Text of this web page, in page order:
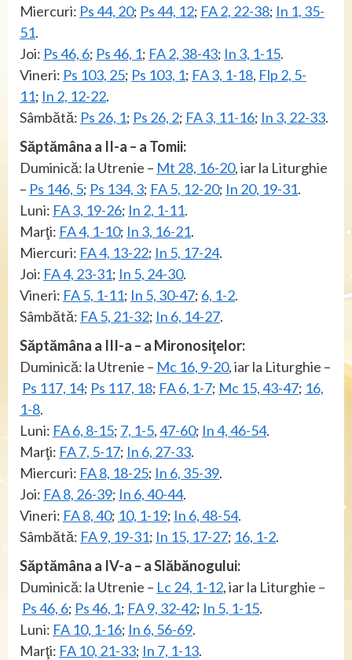
Miercuri: Ps 44, 20; Ps 44, 12; FA 2, 22-38; In 1, 35-
51.
Joi: Ps 46, 6; Ps 46, 1; FA 2, 38-43; In 3, 1-15.
Vineri: Ps 103, 25; Ps 103, 1; FA 3, 1-18, Flp 2, 5-
11; In 2, 12-22.
Sâmbătă: Ps 26, 1; Ps 26, 2; FA 3, 11-16; In 3, 22-33.
Săptămâna a II-a – a Tomii:
Duminică: la Utrenie – Mt 28, 16-20, iar la Liturghie
– Ps 146, 5; Ps 134, 3; FA 5, 12-20; In 20, 19-31.
Luni: FA 3, 19-26; In 2, 1-11.
Marţi: FA 4, 1-10; In 3, 16-21.
Miercuri: FA 4, 13-22; In 5, 17-24.
Joi: FA 4, 23-31; In 5, 24-30.
Vineri: FA 5, 1-11; In 5, 30-47; 6, 1-2.
Sâmbătă: FA 5, 21-32; In 6, 14-27.
Săptămâna a III-a – a Mironosiţelor:
Duminică: la Utrenie – Mc 16, 9-20, iar la Liturghie –
Ps 117, 14; Ps 117, 18; FA 6, 1-7; Mc 15, 43-47; 16,
1-8.
Luni: FA 6, 8-15; 7, 1-5,47-60; In 4, 46-54.
Marţi: FA 7, 5-17; In 6, 27-33.
Miercuri: FA 8, 18-25; In 6, 35-39.
Joi: FA 8, 26-39; In 6, 40-44.
Vineri: FA 8, 40; 10, 1-19; In 6, 48-54.
Sâmbătă: FA 9, 19-31; In 15, 17-27; 16, 1-2.
Săptămâna a IV-a – a Slăbănogului:
Duminică: la Utrenie – Lc 24, 1-12, iar la Liturghie –
Ps 46, 6; Ps 46, 1; FA 9, 32-42; In 5, 1-15.
Luni: FA 10, 1-16; In 6, 56-69.
Marţi: FA 10, 21-33; In 7, 1-13.